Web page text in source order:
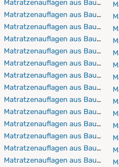
Matratzenauflagen aus
Matratzenauflagen aus
Matratzenauflagen aus
Matratzenauflagen aus
Matratzenauflagen aus
Matratzenauflagen aus
Matratzenauflagen aus
Matratzenauflagen aus
Matratzenauflagen aus
Matratzenauflagen aus
Matratzenauflagen aus
Matratzenauflagen aus
Matratzenauflagen aus
Matratzenauflagen aus